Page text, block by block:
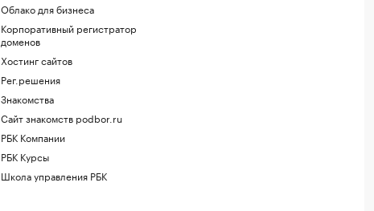
Облако для бизнеса
Корпоративный регистратор
доменов
Хостинг сайтов
Рег.решения
Знакомства
Сайт знакомств podbor.ru
РБК Компании
РБК Курсы
Школа управления РБК